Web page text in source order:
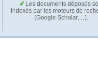
Les documents déposés
indexés par les moteurs de
(Google Scholar,…).